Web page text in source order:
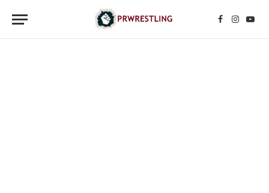
Facebook